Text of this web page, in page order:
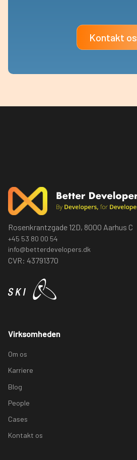
Kontakt os
Rosenkrantzgade 12D, 8000 Aarhus C
+45 53 80 00 54
info@betterdevelopers.dk
CVR: 43791370
Virksomheden
Om os
Karriere
Blog
People
Cases
Kontakt os